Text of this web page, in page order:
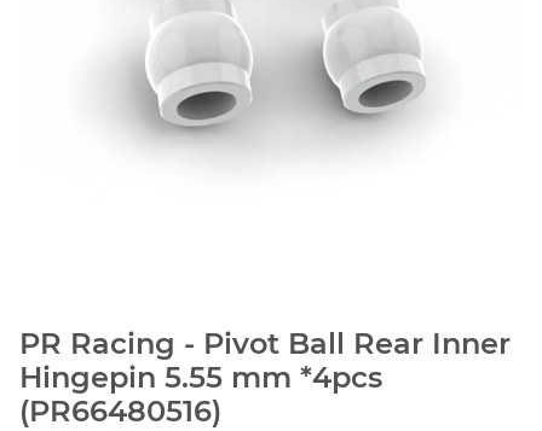
PR Racing - Pivot Ball Rear Inner
Hingepin 5.55 mm *4pcs
(PR66480516)